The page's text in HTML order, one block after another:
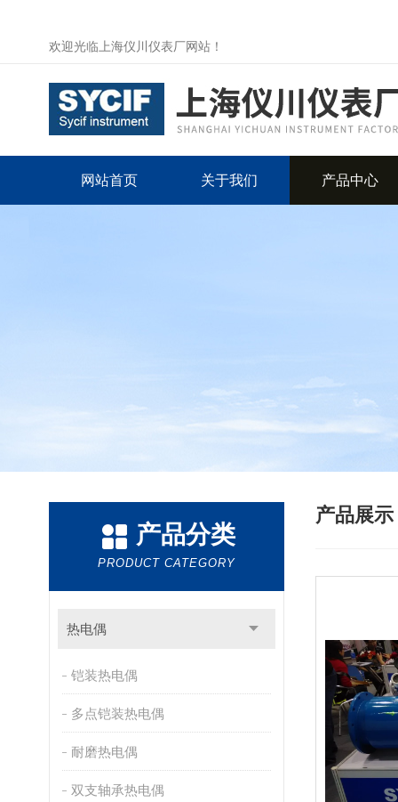
欢迎光临上海仪川仪表厂网站！
网站首页 关于我们 产品中心
产品分类
PRODUCT CATEGORY
热电偶
铠装热电偶
多点铠装热电偶
耐磨热电偶
双支轴承热电偶
产品展示